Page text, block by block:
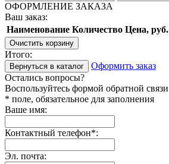
ОФОРМЛЕНИЕ ЗАКАЗА
Ваш заказ:
Наименование Количество Цена, руб.
Очистить корзину
Итого:
Вернуться в каталог
Оформить заказ
Остались вопросы?
Воспользуйтесь формой обратной связи
* поле, обязательное для заполнения
Ваше имя:
Контактный телефон*:
Эл. почта: